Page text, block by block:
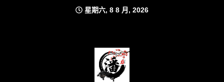
星期六, 8 8 月, 2026